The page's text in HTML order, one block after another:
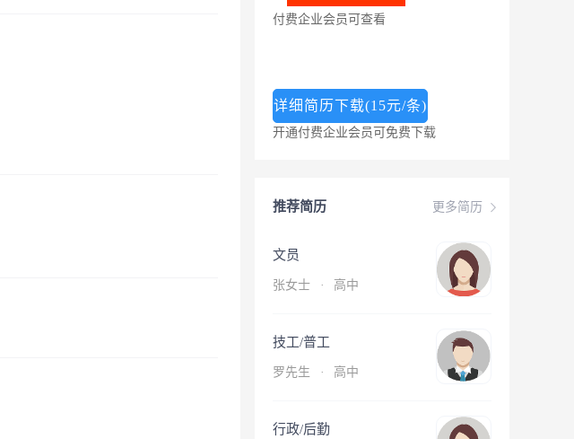
付费企业会员可查看
详细简历下载(15元/条)
开通付费企业会员可免费下载
更多简历
推荐简历
文员
张女士 · 高中
技工/普工
罗先生 · 高中
行政/后勤